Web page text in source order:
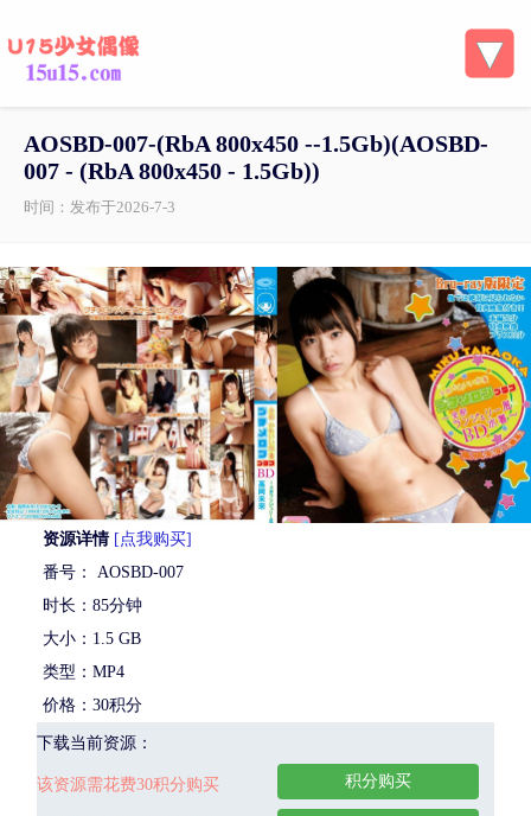
AOSBD-007-(RbA 800x450 --1.5Gb)(AOSBD-
007 - (RbA 800x450 - 1.5Gb))
时间：发布于2026-7-3
资源详情 [点我购买]
番号： AOSBD-007
时长：85分钟
大小：1.5 GB
类型：MP4
价格：30积分
下载当前资源：
该资源需花费30积分购买 积分购买